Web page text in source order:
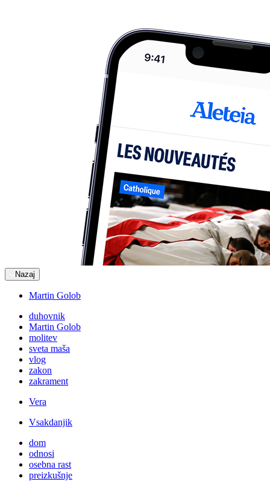
Nazaj
Martin Golob
duhovnik
Martin Golob
molitev
sveta maša
vlog
zakon
zakrament
Vera
Vsakdanjik
dom
odnosi
osebna rast
preizkušnje